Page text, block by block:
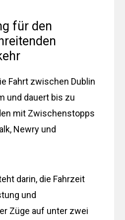
für den
Fahrt zwischen Dublin
und dauert bis zu
mit Zwischenstopps
Newry und
darin, die Fahrzeit
und
Züge auf unter zwei